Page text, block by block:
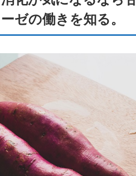
ゼの働きを知る。